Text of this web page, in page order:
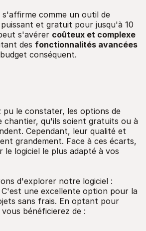
s'affirme comme un outil de
et gratuit pour jusqu'à 10
s'avérer coûteux et complexe
des fonctionnalités avancées
conséquent.
pu le constater, les options de
chantier, qu'ils soient gratuits ou à
Cependant, leur qualité et
grandement. Face à ces écarts,
le logiciel le plus adapté à vos
d'explorer notre logiciel :
C'est une excellente option pour la
sans frais. En optant pour
bénéficierez de :